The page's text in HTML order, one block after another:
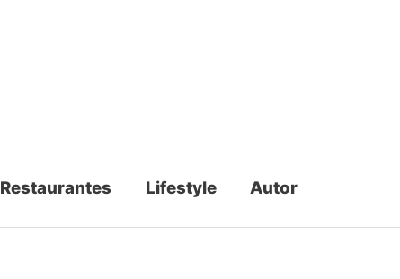
Restaurantes Lifestyle Autor